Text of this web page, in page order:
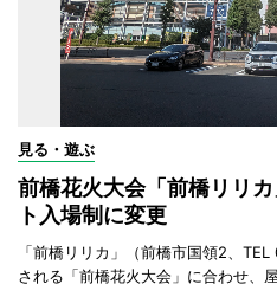
見る・遊ぶ
前橋花火大会「前橋リリ
ト入場制に変更
「前橋リリカ」（前橋市国領2、
される「前橋花火大会」に合わせ、